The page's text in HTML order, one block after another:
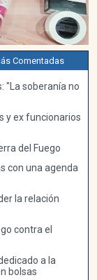
Comentadas
"La soberanía no
y ex funcionarios
del Fuego
con una agenda
la relación
contra el
a la
bolsas